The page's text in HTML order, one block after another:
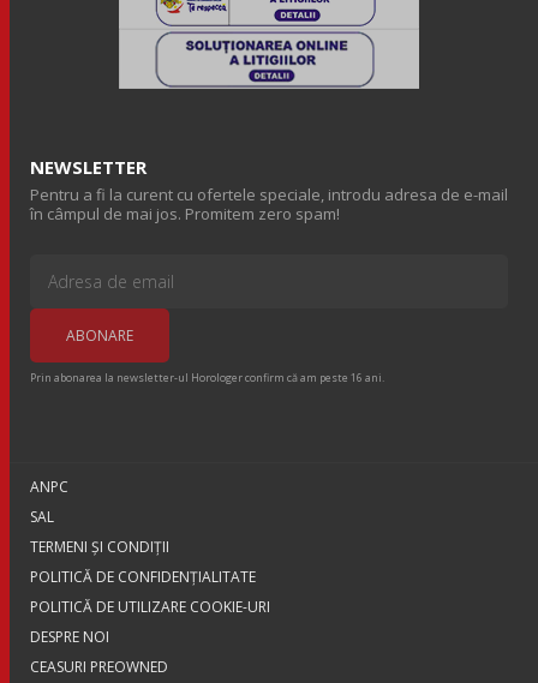
NEWSLETTER
Pentru a fi la curent cu ofertele speciale, introdu adresa de e-mail
în câmpul de mai jos. Promitem zero spam!
Prin abonarea la newsletter-ul Horologer confirm că am peste 16 ani.
ANPC
SAL
TERMENI ŞI CONDIŢII
POLITICĂ DE CONFIDENȚIALITATE
POLITICĂ DE UTILIZARE COOKIE-URI
DESPRE NOI
CEASURI PREOWNED